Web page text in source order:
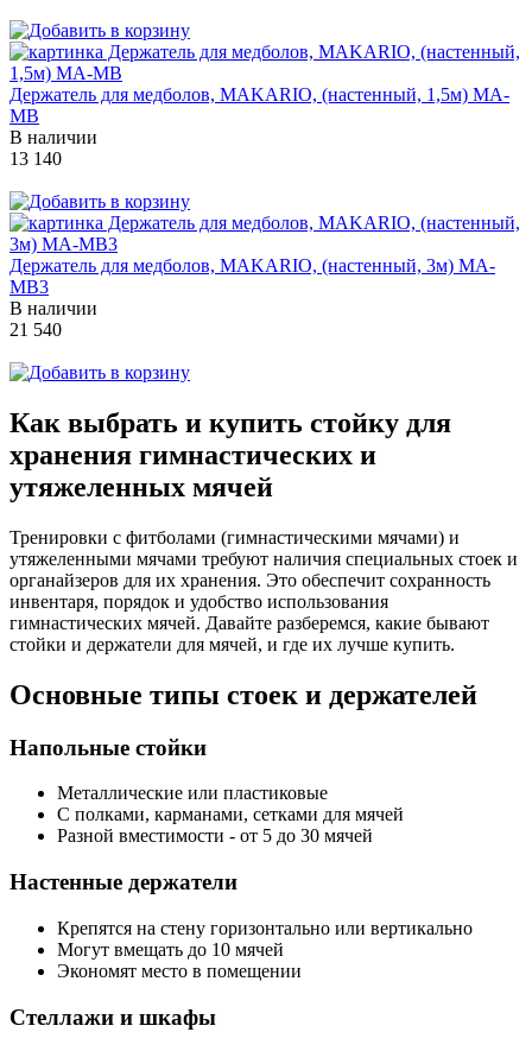
Держатель для медболов, MAKARIO, (настенный, 1,5м) MA-
МB
В наличии
13 140
Держатель для медболов, MAKARIO, (настенный, 3м) MA-
МB3
В наличии
21 540
Как выбрать и купить стойку для
хранения гимнастических и
утяжеленных мячей
Тренировки с фитболами (гимнастическими мячами) и
утяжеленными мячами требуют наличия специальных стоек и
органайзеров для их хранения. Это обеспечит сохранность
инвентаря, порядок и удобство использования
гимнастических мячей. Давайте разберемся, какие бывают
стойки и держатели для мячей, и где их лучше купить.
Основные типы стоек и держателей
Напольные стойки
Металлические или пластиковые
С полками, карманами, сетками для мячей
Разной вместимости - от 5 до 30 мячей
Настенные держатели
Крепятся на стену горизонтально или вертикально
Могут вмещать до 10 мячей
Экономят место в помещении
Стеллажи и шкафы